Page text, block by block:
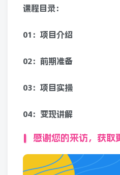
课程目录：
01：项目介绍
02：前期准备
03：项目实操
04：变现讲解
感谢您的来访，获取